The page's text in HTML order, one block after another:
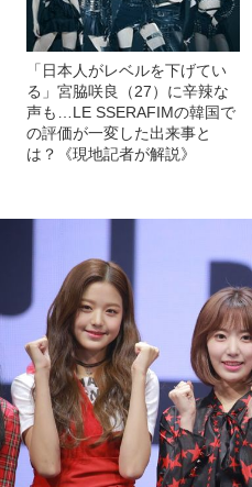
「日本人がレベルを下げてい
る」宮脇咲良（27）に辛辣な
声も…LE SSERAFIMの韓国で
の評価が一変した出来事と
は？《現地記者が解説》